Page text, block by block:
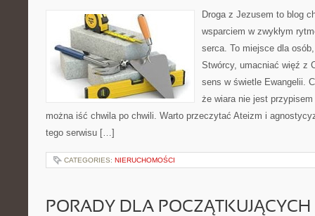
Droga z Jezusem to blog
wsparciem w zwykłym
serca. To miejsce dla
Stwórcy, umacniać więź z
sens w świetle Ewangelii.
że wiara nie jest
można iść chwila po chwili. Warto przeczytać Ateizm i
tego serwisu […]
CATEGORIES: NIERUCHOMOŚCI
PORADY DLA